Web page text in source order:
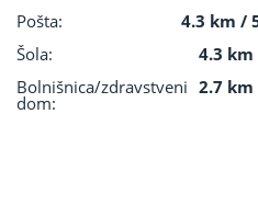
Pošta:
4.3 km /
Šola:
4.3
Bolnišnica/zdravstveni
dom:
2.7